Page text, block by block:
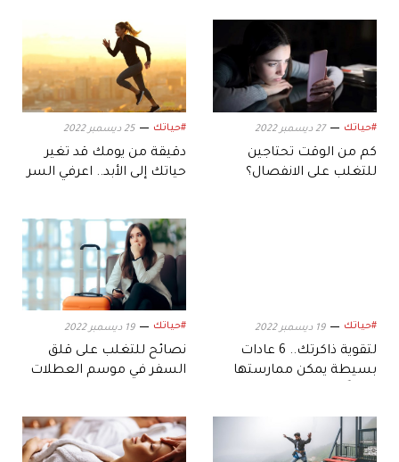
#حياتك 27 ديسمبر 2022
كم من الوقت تحتاجين
للتغلب على الانفصال؟
#حياتك 25 ديسمبر 2022
دقيقة من يومك قد تغير
حياتك إلى الأبد.. اعرفي السر
#حياتك 19 ديسمبر 2022
لتقوية ذاكرتك.. 6 عادات
بسيطة يمكن ممارستها
#حياتك 19 ديسمبر 2022
نصائح للتغلب على قلق
السفر في موسم العطلات